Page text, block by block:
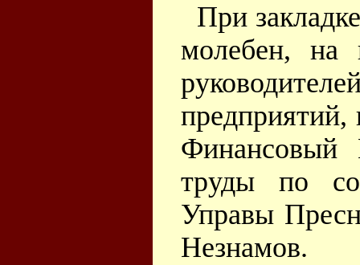
При
молебен, на
Финансовый
труды по
Управы
Незнамов.